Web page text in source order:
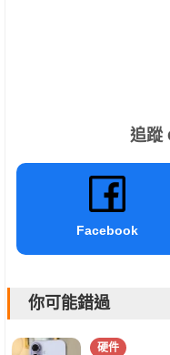
追蹤
Facebook
你可能錯過
硬件